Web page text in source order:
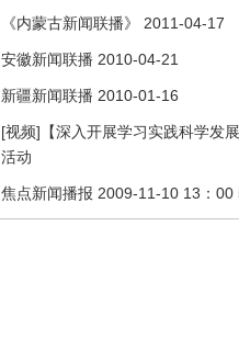
《内蒙古新闻联播》 2011-04-17
安徽新闻联播 2010-04-21
新疆新闻联播 2010-01-16
[视频]【深入开展学习实践科学发
活动
焦点新闻播报 2009-11-10 13：00